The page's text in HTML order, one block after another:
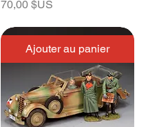
Prix
70,00 $US
Ajouter au panier